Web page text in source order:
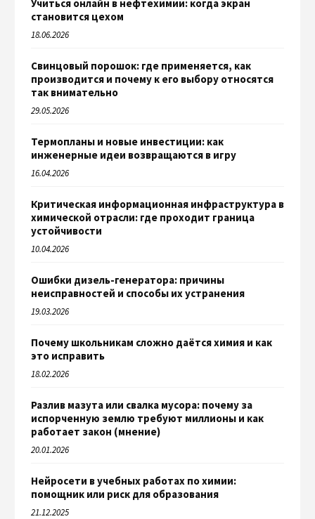
Учиться онлайн в нефтехимии: когда экран
становится цехом
18.06.2026
Свинцовый порошок: где применяется, как
производится и почему к его выбору относятся
так внимательно
29.05.2026
Термопланы и новые инвестиции: как
инженерные идеи возвращаются в игру
16.04.2026
Критическая информационная инфраструктура в
химической отрасли: где проходит граница
устойчивости
10.04.2026
Ошибки дизель-генератора: причины
неисправностей и способы их устранения
19.03.2026
Почему школьникам сложно даётся химия и как
это исправить
18.02.2026
Разлив мазута или свалка мусора: почему за
испорченную землю требуют миллионы и как
работает закон (мнение)
20.01.2026
Нейросети в учебных работах по химии:
помощник или риск для образования
21.12.2025